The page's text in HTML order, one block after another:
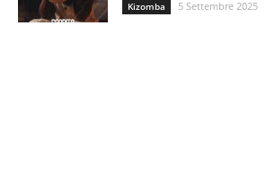
Kizomba 5 Settembre 2025